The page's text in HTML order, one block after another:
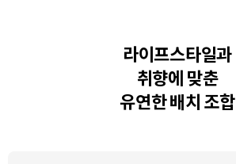
라이프스타일과
취향에 맞춘
유연한 배치 조합